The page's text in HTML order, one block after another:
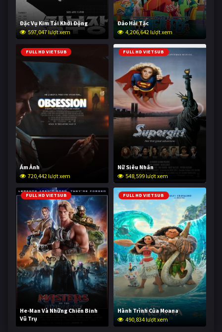
Đặc Vụ Kim Tái Khởi Động
597,047 lượt xem
Đảo Hải Tặc
4,206,642 lượt xem
FULL HD VIETSUB
Ám Ảnh
720,442 lượt xem
FULL HD VIETSUB
Nữ Siêu Nhân
548,599 lượt xem
FULL HD VIETSUB
He-Man Và Những Chiến Binh
Vũ Trụ
239,571 lượt xem
FULL HD VIETSUB
Hành Trình Của Moana
490,834 lượt xem